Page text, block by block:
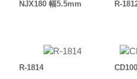
NJX180 幅5.5mm R-
R-1814